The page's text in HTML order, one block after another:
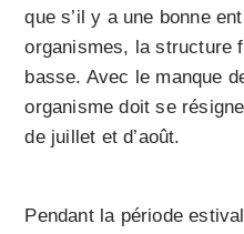
que s’il y a une bonne
organismes, la structure
basse. Avec le manque
organisme doit se
de juillet et d’août.
Pendant la période